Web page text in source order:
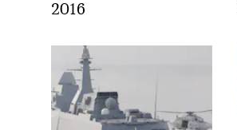
2016